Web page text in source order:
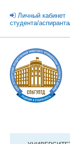
Личный кабинет
студента/